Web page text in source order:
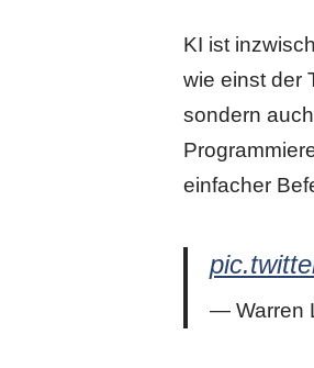
KI ist
wie einst der
sondern
einfacher
— Warren